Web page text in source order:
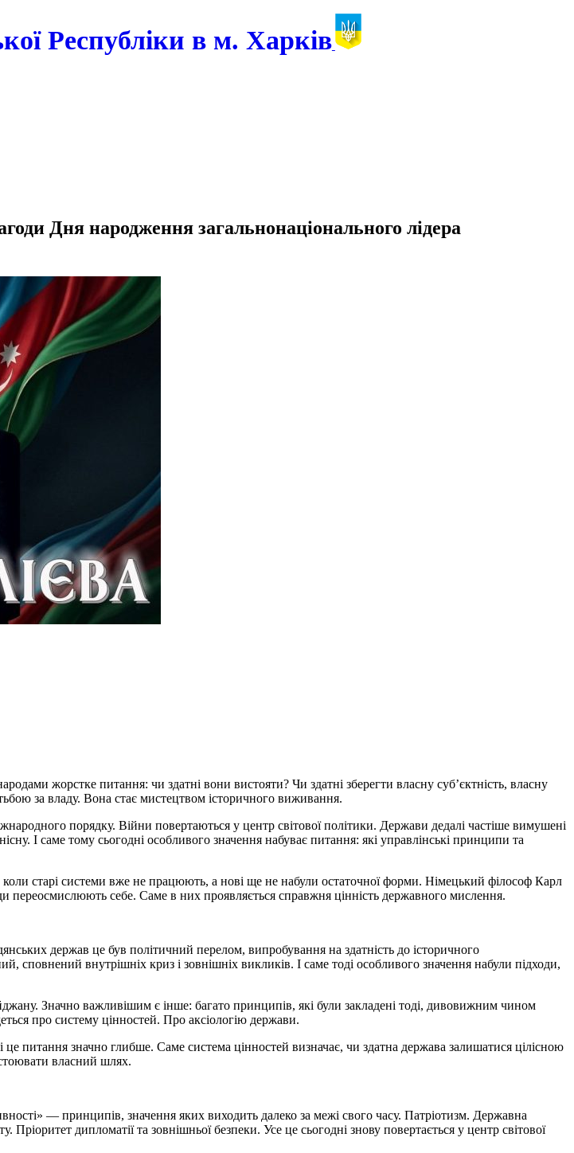
Республіки в м. Харків
Дня народження загальнонаціонального лідера
жорстке питання: чи здатні вони вистояти? Чи здатні зберегти власну суб’єктність, власну
за владу. Вона стає мистецтвом історичного виживання.
порядку. Війни повертаються у центр світової політики. Держави дедалі частіше вимушені
І саме тому сьогодні особливого значення набуває питання: які управлінські принципи та
старі системи вже не працюють, а нові ще не набули остаточної форми. Німецький філософ Карл
переосмислюють себе. Саме в них проявляється справжня цінність державного мислення.
держав це був політичний перелом, випробування на здатність до історичного
внутрішніх криз і зовнішніх викликів. І саме тоді особливого значення набули підходи,
Значно важливішим є інше: багато принципів, які були закладені тоді, дивовижним чином
про систему цінностей. Про аксіологію держави.
питання значно глибше. Саме система цінностей визначає, чи здатна держава залишатися цілісною
власний шлях.
— принципів, значення яких виходить далеко за межі свого часу. Патріотизм. Державна
дипломатії та зовнішньої безпеки. Усе це сьогодні знову повертається у центр світової